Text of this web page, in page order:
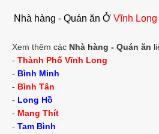
Nhà hàng - Quán ăn Ở Vĩnh Long
Xem thêm các Nhà hàng - Quán ăn
- Thành Phố Vĩnh Long
- Bình Minh
- Bình Tân
- Long Hồ
- Mang Thít
- Tam Bình